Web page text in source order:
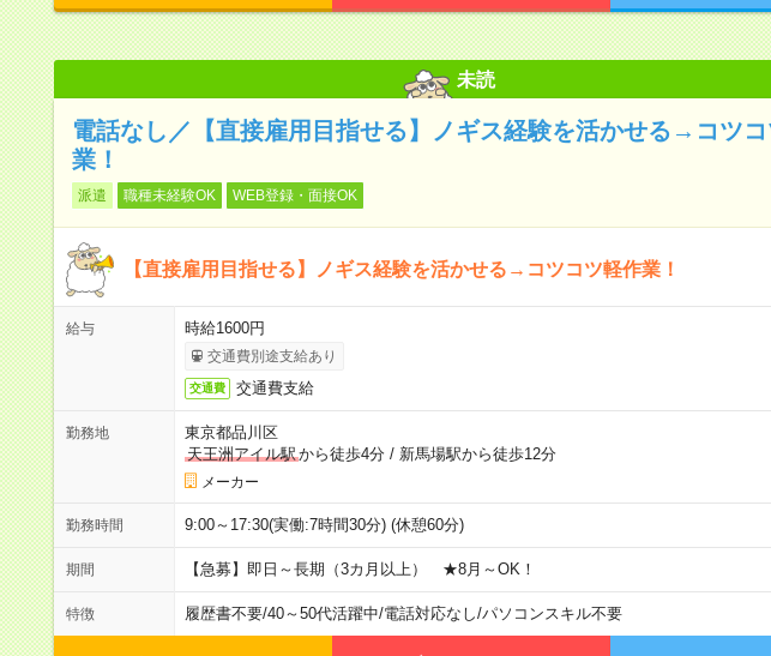
未読
電話なし／【直接雇用目指せる】ノギス経験を活かせる→コツ
業！
派遣 職種未経験OK WEB登録・面接OK
【直接雇用目指せる】ノギス経験を活かせる→コツコツ軽作業！
給与 時給1600円
交通費別途支給あり
交通費 交通費支給
勤務地
東京都品川区
天王洲アイル駅から徒歩4分/ 新馬場駅から徒歩12分
メーカー
勤務時間 9:00～17:30(実働:7時間30分) (休憩60分)
期間 【急募】即日～長期（3カ月以上） ★8月～OK！
特徴 履歴書不要/40～50代活躍中/電話対応なし/パソコンスキル不要